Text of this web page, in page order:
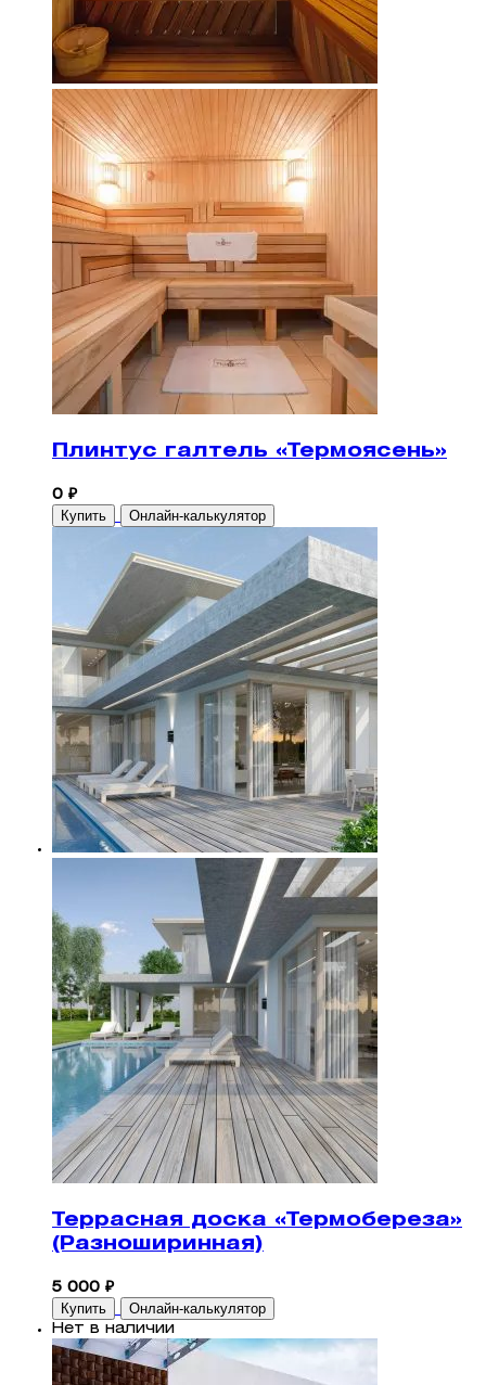
Плинтус галтель «Термоясень»
0 ₽
Купить Онлайн-калькулятор
Террасная доска «Термобереза»
(Разноширинная)
5 000 ₽
Купить Онлайн-калькулятор
Нет в наличии